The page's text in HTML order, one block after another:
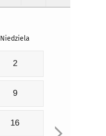
Niedziela
2
9
16